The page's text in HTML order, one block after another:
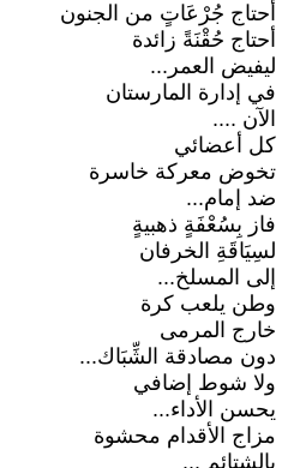
أحتاج جُرْعَاتٍ من الجنون
أحتاج حُقْنَةً زائدة
ليفيض العمر...
في إدارة المارستان
الآن ....
كل أعضائي
تخوض معركة خاسرة
ضد إمام...
فاز بِسُعْفَةٍ ذهبيةٍ
لسِيَاقَةِ الخرفان
إلى المسلخ...
وطن يلعب كرة
خارج المرمى
دون مصادقة الشِّبَاك...
ولا شوط إضافي
يحسن الأداء...
مزاج الأقدام محشوة
بالشتائم ...